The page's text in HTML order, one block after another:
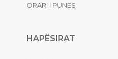
ORARI I PUNËS
HAPËSIRAT